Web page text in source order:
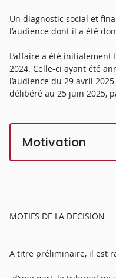
Un diagnostic social et
l’audience dont il a été
L’affaire a été initialement
2024. Celle-ci ayant été
l’audience du 29 avril
délibéré au 25 juin 2025,
Motivation
MOTIFS DE LA DECISION
A titre préliminaire, il est